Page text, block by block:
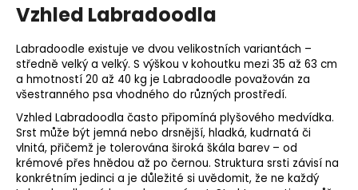
Vzhled Labradoodla
Labradoodle existuje ve dvou velikostních variantách –
středně velký a velký. S výškou v kohoutku mezi 35 až 63 cm
a hmotností 20 až 40 kg je Labradoodle považován za
všestranného psa vhodného do různých prostředí.
Vzhled Labradoodla často připomíná plyšového medvídka.
Srst může být jemná nebo drsnější, hladká, kudrnatá či
vlnitá, přičemž je tolerována široká škála barev – od
krémové přes hnědou až po černou. Struktura srsti závisí na
konkrétním jedinci a je důležité si uvědomit, že ne každý